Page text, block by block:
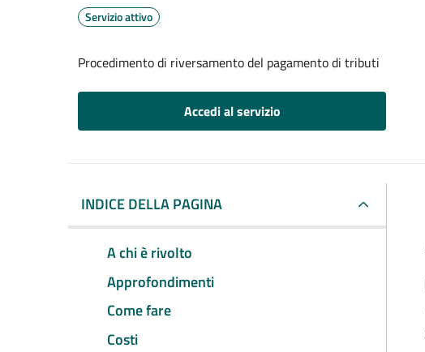
Servizio attivo
Procedimento di riversamento del pagamento di tributi
Accedi al servizio
INDICE DELLA PAGINA
A chi è rivolto
Approfondimenti
Come fare
Costi